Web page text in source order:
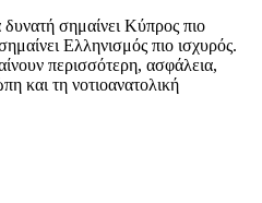
σημαίνει Κύπρος πιο
Ελληνισμός πιο ισχυρός.
περισσότερη, ασφάλεια,
και τη νοτιοανατολική